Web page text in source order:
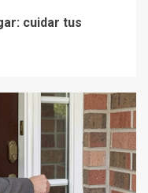
cuidar tus